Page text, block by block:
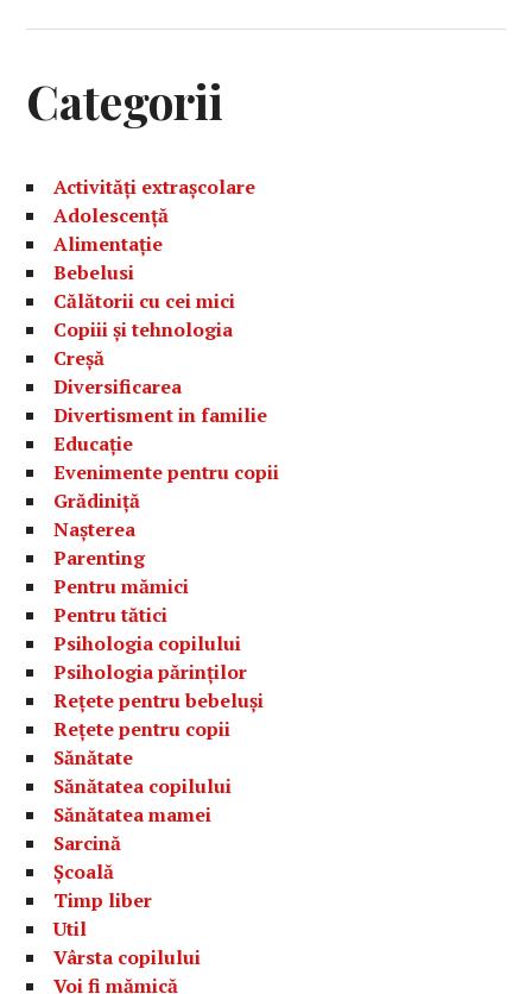
Categorii
Activități extrașcolare
Adolescență
Alimentație
Bebelusi
Călătorii cu cei mici
Copiii și tehnologia
Creșă
Diversificarea
Divertisment in familie
Educație
Evenimente pentru copii
Grădiniță
Nașterea
Parenting
Pentru mămici
Pentru tătici
Psihologia copilului
Psihologia părinților
Rețete pentru bebeluși
Rețete pentru copii
Sănătate
Sănătatea copilului
Sănătatea mamei
Sarcină
Școală
Timp liber
Util
Vârsta copilului
Voi fi mămică